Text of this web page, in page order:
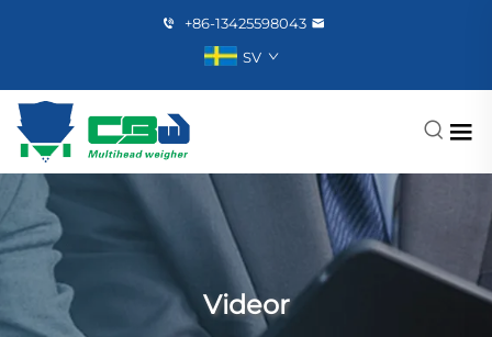
+86-13425598043
SV
Videor